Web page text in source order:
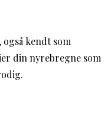
kendt som
din nyrebregne som